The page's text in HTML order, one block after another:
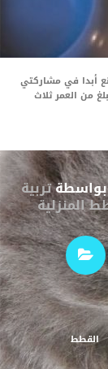
أبدا في مشاركتي
القط ماكس الذي يزن 5 كيلوجرامات ويبلغ من العمر ثلاث
تربية
المنزلية
القطط